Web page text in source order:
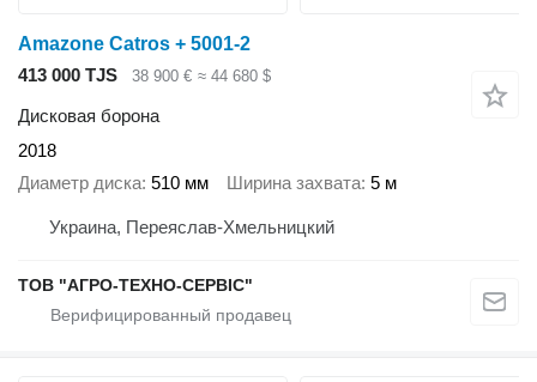
Amazone Catros + 5001-2
413 000 TJS
38 900 € ≈ 44 680 $
Дисковая борона
2018
Диаметр диска 510 мм Ширина захвата 5 м
Украина, Переяслав-Хмельницкий
ТОВ "АГРО-ТЕХНО-СЕРВІС"